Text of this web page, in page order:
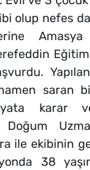
olup nefes
saran
karar
Doğum
ile ekibinin
38